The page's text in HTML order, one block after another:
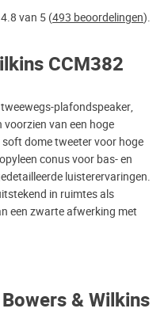
van 5 (493 beoordelingen).
& Wilkins
CCM382
plafondspeaker,
van een hoge
dome tweeter voor hoge
conus voor bas- en
luisterervaringen.
in ruimtes als
een zwarte afwerking met